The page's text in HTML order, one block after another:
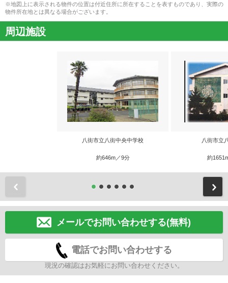
※地図上に表示される物件の位置は付近住所に所在することを表すものであり、実際の
物件所在地とは異なる場合がございます。
周辺施設
八街市立八街中央中学校
約646m／9分
八街市立
約
メールでお問い合わせする(無料)
電話でお問い合わせする
現況の確認はお気軽にお問い合わせください。